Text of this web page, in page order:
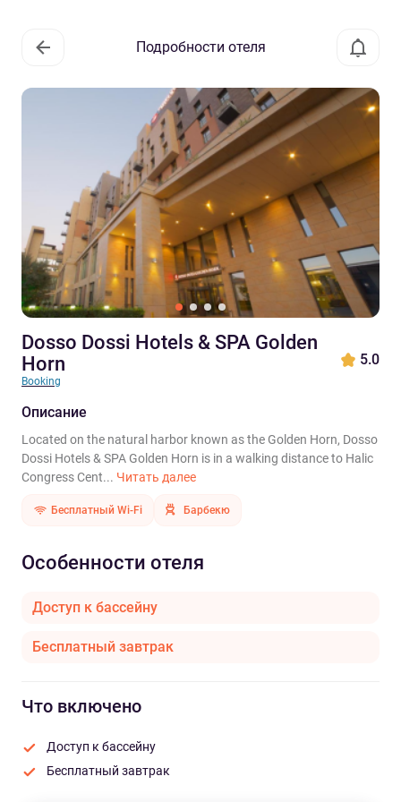
Подробности отеля
Dosso Dossi Hotels & SPA Golden
Horn
Booking
5.0
Описание
Located on the natural harbor known as the Golden Horn, Dosso
Dossi Hotels & SPA Golden Horn is in a walking distance to Halic
Congress Cent... Читать далее
Бесплатный Wi-Fi Барбекю
Особенности отеля
Доступ к бассейну
Бесплатный завтрак
Что включено
Доступ к бассейну
Бесплатный завтрак